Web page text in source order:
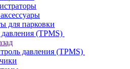
для парковки
(TPMS)
давления (TPMS)